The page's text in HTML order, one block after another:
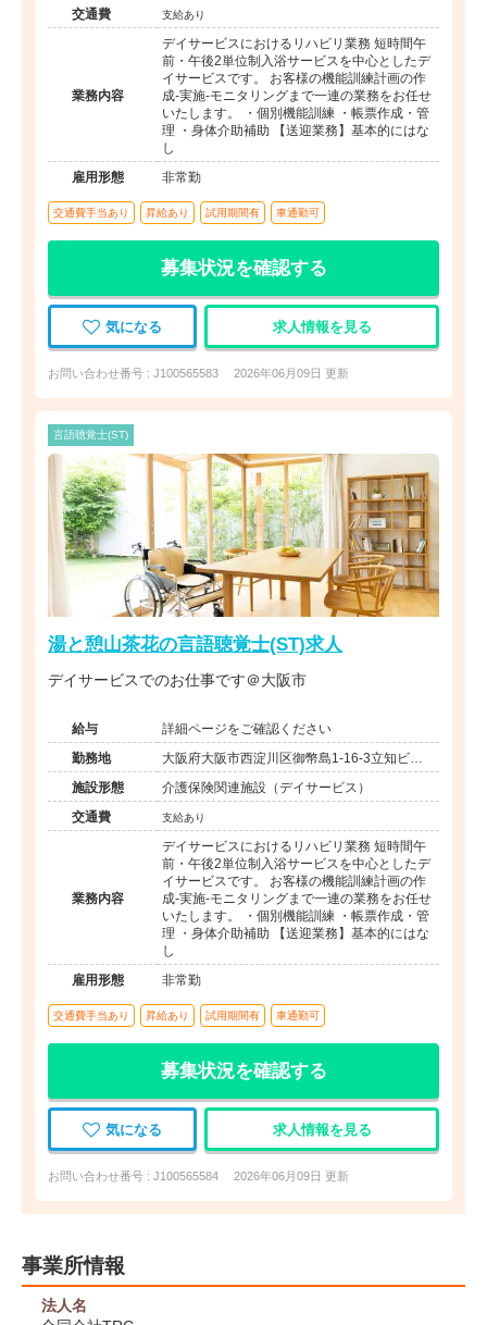
交通費
支給あり
業務内容
デイサービスにおけるリハビリ業務 短時間午
前・午後2単位制入浴サービスを中心としたデ
イサービスです。 お客様の機能訓練計画の作
成-実施-モニタリングまで一連の業務をお任せ
いたします。 ・個別機能訓練 ・帳票作成・管
理 ・身体介助補助 【送迎業務】基本的にはな
し
雇用形態
非常勤
交通費手当あり 昇給あり 試用期間有 車通勤可
募集状況を確認する
気になる 求人情報を見る
お問い合わせ番号 : J100565583 2026年06月09日 更新
言語聴覚士(ST)
湯と憩山茶花の言語聴覚士(ST)求人
デイサービスでのお仕事です＠大阪市
給与
詳細ページをご確認ください
勤務地
大阪府大阪市西淀川区御幣島1-16-3立知ビル1
階
施設形態
介護保険関連施設（デイサービス）
交通費
支給あり
業務内容
デイサービスにおけるリハビリ業務 短時間午
前・午後2単位制入浴サービスを中心としたデ
イサービスです。 お客様の機能訓練計画の作
成-実施-モニタリングまで一連の業務をお任せ
いたします。 ・個別機能訓練 ・帳票作成・管
理 ・身体介助補助 【送迎業務】基本的にはな
し
雇用形態
非常勤
交通費手当あり 昇給あり 試用期間有 車通勤可
募集状況を確認する
気になる 求人情報を見る
お問い合わせ番号 : J100565584 2026年06月09日 更新
事業所情報
法人名